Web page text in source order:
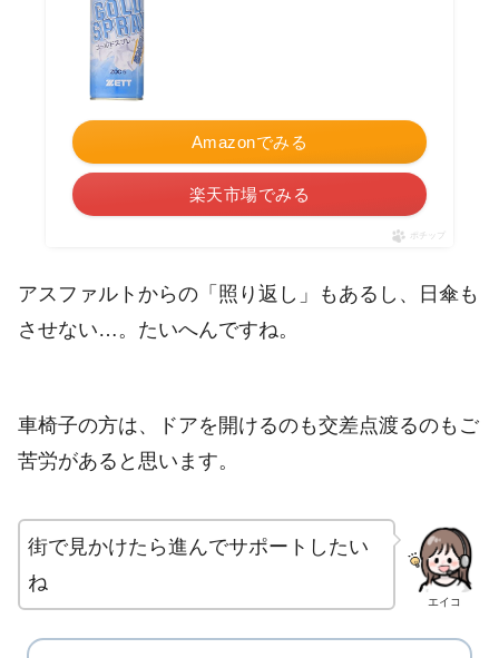
Amazonでみる
楽天市場でみる
ポチップ
アスファルトからの「照り返し」もあるし、日傘も
させない…。たいへんですね。
車椅子の方は、ドアを開けるのも交差点渡るのもご
苦労があると思います。
エイコ
街で見かけたら進んでサポートしたい
ね